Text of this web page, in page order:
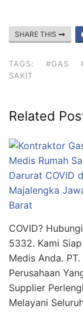
SHARE THIS
TAGS: #GAS
SAKIT
Related
COVID?
5332. Kami
Medis Anda.
Perusahaan
Supplier
Melayani